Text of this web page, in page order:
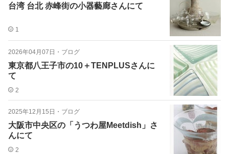
台湾 台北 赤峰街の小器藝廊さんにて
1
2026年04月07日 ・ ブログ
東京都八王子市の10＋TENPLUSさんに
て
2
2025年12月15日 ・ ブログ
大阪市中央区の「うつわ屋Meetdish」さ
んにて
2